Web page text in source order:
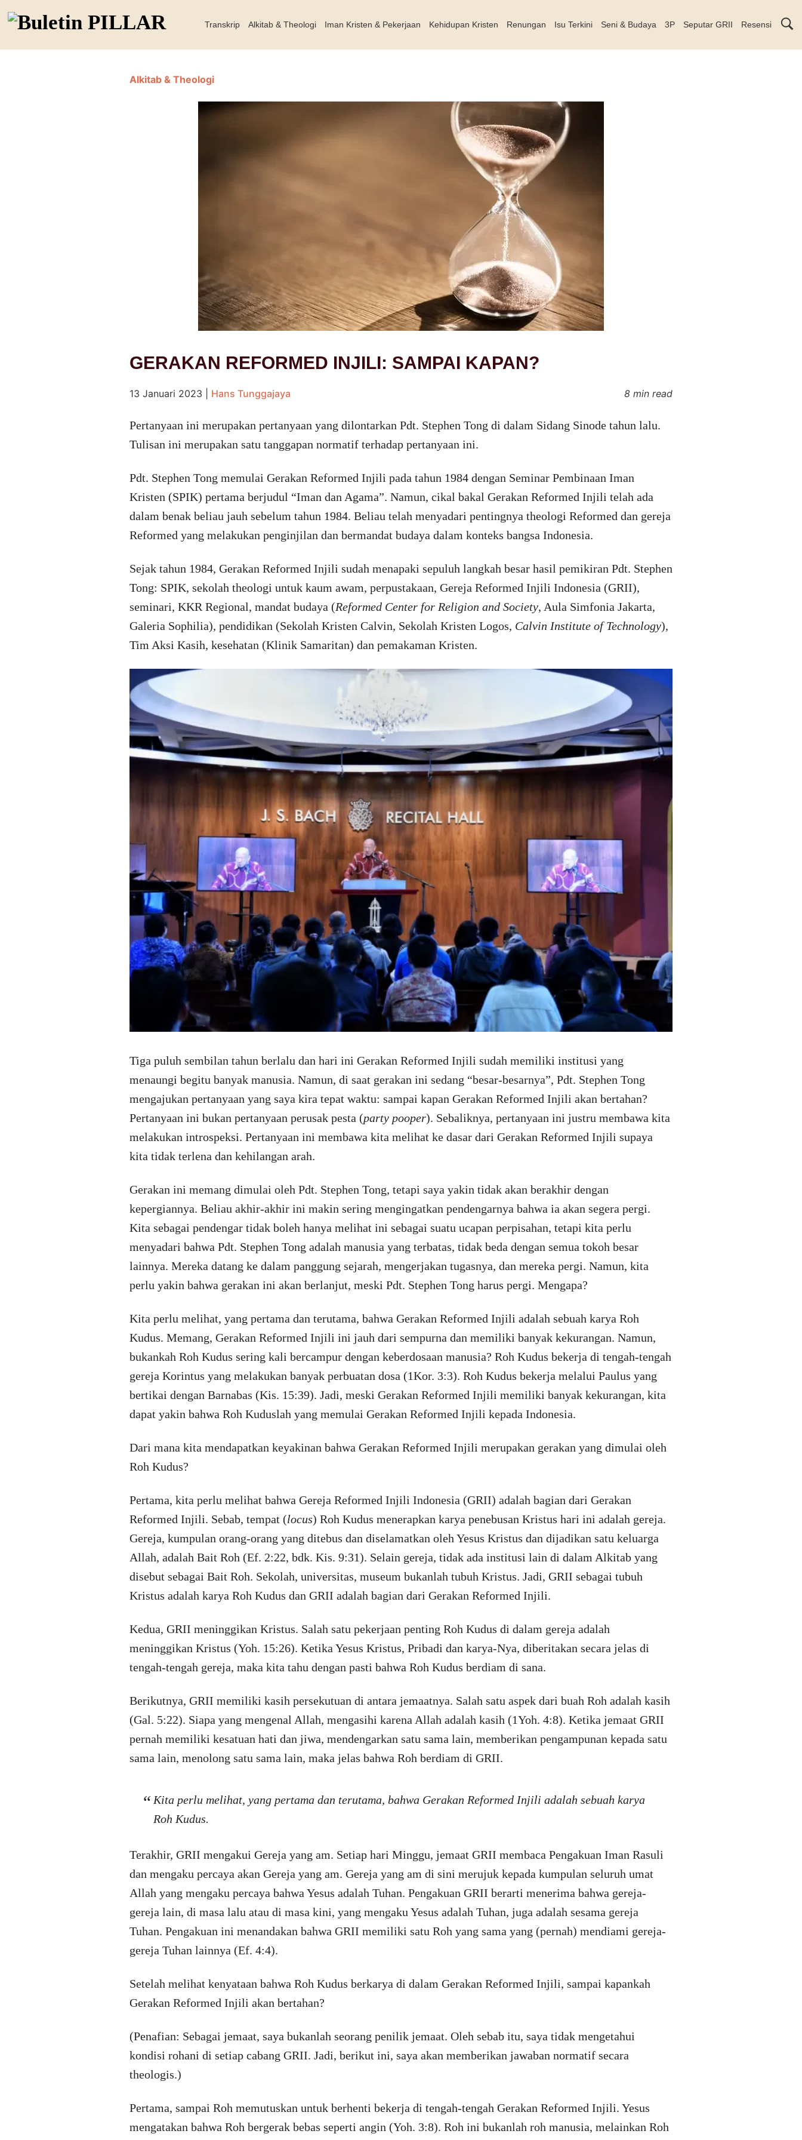
Transkrip Alkitab & Theologi Iman Kristen & Pekerjaan Kehidupan Kristen Renungan Isu Terkini Seni & Budaya 3P Seputar GRII Resensi
Alkitab & Theologi
GERAKAN REFORMED INJILI: SAMPAI KAPAN?
13 Januari 2023 Hans Tunggajaya 8 min read
Pertanyaan ini merupakan pertanyaan yang dilontarkan Pdt. Stephen Tong di dalam Sidang Sinode tahun lalu.
Tulisan ini merupakan satu tanggapan normatif terhadap pertanyaan ini.
Pdt. Stephen Tong memulai Gerakan Reformed Injili pada tahun 1984 dengan Seminar Pembinaan Iman
Kristen (SPIK) pertama berjudul “Iman dan Agama”. Namun, cikal bakal Gerakan Reformed Injili telah ada
dalam benak beliau jauh sebelum tahun 1984. Beliau telah menyadari pentingnya theologi Reformed dan gereja
Reformed yang melakukan penginjilan dan bermandat budaya dalam konteks bangsa Indonesia.
Sejak tahun 1984, Gerakan Reformed Injili sudah menapaki sepuluh langkah besar hasil pemikiran Pdt. Stephen
Tong: SPIK, sekolah theologi untuk kaum awam, perpustakaan, Gereja Reformed Injili Indonesia (GRII),
seminari, KKR Regional, mandat budaya (Reformed Center for Religion and Society, Aula Simfonia Jakarta,
Galeria Sophilia), pendidikan (Sekolah Kristen Calvin, Sekolah Kristen Logos, Calvin Institute of Technology),
Tim Aksi Kasih, kesehatan (Klinik Samaritan) dan pemakaman Kristen.
Tiga puluh sembilan tahun berlalu dan hari ini Gerakan Reformed Injili sudah memiliki institusi yang
menaungi begitu banyak manusia. Namun, di saat gerakan ini sedang “besar-besarnya”, Pdt. Stephen Tong
mengajukan pertanyaan yang saya kira tepat waktu: sampai kapan Gerakan Reformed Injili akan bertahan?
Pertanyaan ini bukan pertanyaan perusak pesta (party pooper). Sebaliknya, pertanyaan ini justru membawa kita
melakukan introspeksi. Pertanyaan ini membawa kita melihat ke dasar dari Gerakan Reformed Injili supaya
kita tidak terlena dan kehilangan arah.
Gerakan ini memang dimulai oleh Pdt. Stephen Tong, tetapi saya yakin tidak akan berakhir dengan
kepergiannya. Beliau akhir-akhir ini makin sering mengingatkan pendengarnya bahwa ia akan segera pergi.
Kita sebagai pendengar tidak boleh hanya melihat ini sebagai suatu ucapan perpisahan, tetapi kita perlu
menyadari bahwa Pdt. Stephen Tong adalah manusia yang terbatas, tidak beda dengan semua tokoh besar
lainnya. Mereka datang ke dalam panggung sejarah, mengerjakan tugasnya, dan mereka pergi. Namun, kita
perlu yakin bahwa gerakan ini akan berlanjut, meski Pdt. Stephen Tong harus pergi. Mengapa?
Kita perlu melihat, yang pertama dan terutama, bahwa Gerakan Reformed Injili adalah sebuah karya Roh
Kudus. Memang, Gerakan Reformed Injili ini jauh dari sempurna dan memiliki banyak kekurangan. Namun,
bukankah Roh Kudus sering kali bercampur dengan keberdosaan manusia? Roh Kudus bekerja di tengah-tengah
gereja Korintus yang melakukan banyak perbuatan dosa (1Kor. 3:3). Roh Kudus bekerja melalui Paulus yang
bertikai dengan Barnabas (Kis. 15:39). Jadi, meski Gerakan Reformed Injili memiliki banyak kekurangan, kita
dapat yakin bahwa Roh Kuduslah yang memulai Gerakan Reformed Injili kepada Indonesia.
Dari mana kita mendapatkan keyakinan bahwa Gerakan Reformed Injili merupakan gerakan yang dimulai oleh
Roh Kudus?
Pertama, kita perlu melihat bahwa Gereja Reformed Injili Indonesia (GRII) adalah bagian dari Gerakan
Reformed Injili. Sebab, tempat (locus) Roh Kudus menerapkan karya penebusan Kristus hari ini adalah gereja.
Gereja, kumpulan orang-orang yang ditebus dan diselamatkan oleh Yesus Kristus dan dijadikan satu keluarga
Allah, adalah Bait Roh (Ef. 2:22, bdk. Kis. 9:31). Selain gereja, tidak ada institusi lain di dalam Alkitab yang
disebut sebagai Bait Roh. Sekolah, universitas, museum bukanlah tubuh Kristus. Jadi, GRII sebagai tubuh
Kristus adalah karya Roh Kudus dan GRII adalah bagian dari Gerakan Reformed Injili.
Kedua, GRII meninggikan Kristus. Salah satu pekerjaan penting Roh Kudus di dalam gereja adalah
meninggikan Kristus (Yoh. 15:26). Ketika Yesus Kristus, Pribadi dan karya-Nya, diberitakan secara jelas di
tengah-tengah gereja, maka kita tahu dengan pasti bahwa Roh Kudus berdiam di sana.
Berikutnya, GRII memiliki kasih persekutuan di antara jemaatnya. Salah satu aspek dari buah Roh adalah kasih
(Gal. 5:22). Siapa yang mengenal Allah, mengasihi karena Allah adalah kasih (1Yoh. 4:8). Ketika jemaat GRII
pernah memiliki kesatuan hati dan jiwa, mendengarkan satu sama lain, memberikan pengampunan kepada satu
sama lain, menolong satu sama lain, maka jelas bahwa Roh berdiam di GRII.
Kita perlu melihat, yang pertama dan terutama, bahwa Gerakan Reformed Injili adalah sebuah karya
Roh Kudus.
Terakhir, GRII mengakui Gereja yang am. Setiap hari Minggu, jemaat GRII membaca Pengakuan Iman Rasuli
dan mengaku percaya akan Gereja yang am. Gereja yang am di sini merujuk kepada kumpulan seluruh umat
Allah yang mengaku percaya bahwa Yesus adalah Tuhan. Pengakuan GRII berarti menerima bahwa gereja-
gereja lain, di masa lalu atau di masa kini, yang mengaku Yesus adalah Tuhan, juga adalah sesama gereja
Tuhan. Pengakuan ini menandakan bahwa GRII memiliki satu Roh yang sama yang (pernah) mendiami gereja-
gereja Tuhan lainnya (Ef. 4:4).
Setelah melihat kenyataan bahwa Roh Kudus berkarya di dalam Gerakan Reformed Injili, sampai kapankah
Gerakan Reformed Injili akan bertahan?
(Penafian: Sebagai jemaat, saya bukanlah seorang penilik jemaat. Oleh sebab itu, saya tidak mengetahui
kondisi rohani di setiap cabang GRII. Jadi, berikut ini, saya akan memberikan jawaban normatif secara
theologis.)
Pertama, sampai Roh memutuskan untuk berhenti bekerja di tengah-tengah Gerakan Reformed Injili. Yesus
mengatakan bahwa Roh bergerak bebas seperti angin (Yoh. 3:8). Roh ini bukanlah roh manusia, melainkan Roh